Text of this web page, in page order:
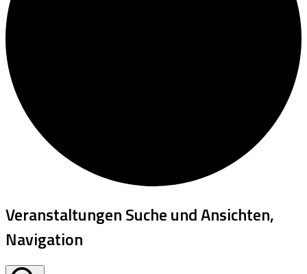
Veranstaltungen Suche und Ansichten,
Navigation